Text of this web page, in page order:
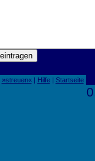
»streuen«| Hilfe| Startseite